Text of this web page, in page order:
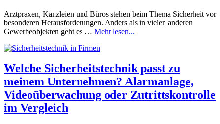
Arztpraxen, Kanzleien und Büros stehen beim Thema Sicherheit vor
besonderen Herausforderungen. Anders als in vielen anderen
Gewerbeobjekten geht es … Mehr lesen...
Welche Sicherheitstechnik passt zu
meinem Unternehmen? Alarmanlage,
Videoüberwachung oder Zutrittskontrolle
im Vergleich